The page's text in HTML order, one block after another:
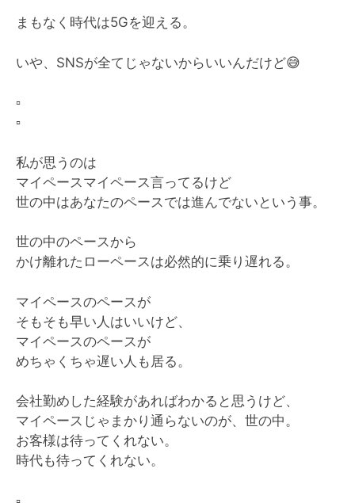
まもなく時代は5Gを迎える。
いや、SNSが全てじゃないからいいんだけど😅
▫️
▫️
私が思うのは
マイペースマイペース言ってるけど
世の中はあなたのペースでは進んでないという事。
世の中のペースから
かけ離れたローペースは必然的に乗り遅れる。
マイペースのペースが
そもそも早い人はいいけど、
マイペースのペースが
めちゃくちゃ遅い人も居る。
会社勤めした経験があればわかると思うけど、
マイペースじゃまかり通らないのが、世の中。
お客様は待ってくれない。
時代も待ってくれない。